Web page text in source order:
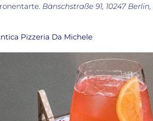
Bänschstraße 91, 10247 Berlin,
Pizzeria Da Michele